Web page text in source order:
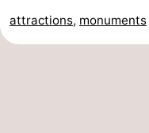
attractions, monuments